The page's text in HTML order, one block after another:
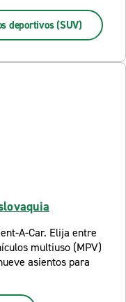
deportivos (SUV)
A-Car. Elija entre
multiuso (MPV)
asientos para